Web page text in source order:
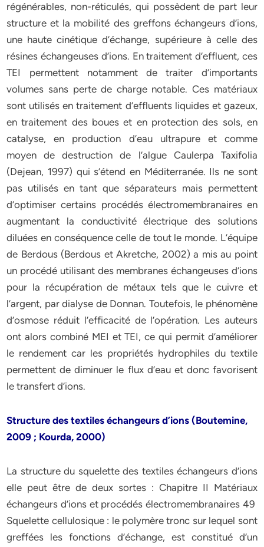
régénérables, non-réticulés, qui possèdent de part leur
structure et la mobilité des greffons échangeurs d’ions,
une haute cinétique d’échange, supérieure à celle des
résines échangeuses d’ions. En traitement d’effluent, ces
TEI permettent notamment de traiter d’importants
volumes sans perte de charge notable. Ces matériaux
sont utilisés en traitement d’effluents liquides et gazeux,
en traitement des boues et en protection des sols, en
catalyse, en production d’eau ultrapure et comme
moyen de destruction de l’algue Caulerpa Taxifolia
(Dejean, 1997) qui s’étend en Méditerranée. Ils ne sont
pas utilisés en tant que séparateurs mais permettent
d’optimiser certains procédés électromembranaires en
augmentant la conductivité électrique des solutions
diluées en conséquence celle de tout le monde. L’équipe
de Berdous (Berdous et Akretche, 2002) a mis au point
un procédé utilisant des membranes échangeuses d’ions
pour la récupération de métaux tels que le cuivre et
l’argent, par dialyse de Donnan. Toutefois, le phénomène
d’osmose réduit l’efficacité de l’opération. Les auteurs
ont alors combiné MEI et TEI, ce qui permit d’améliorer
le rendement car les propriétés hydrophiles du textile
permettent de diminuer le flux d’eau et donc favorisent
le transfert d’ions.
Structure des textiles échangeurs d’ions (Boutemine,
2009 ; Kourda, 2000)
La structure du squelette des textiles échangeurs d’ions
elle peut être de deux sortes : Chapitre II Matériaux
échangeurs d’ions et procédés électromembranaires 49
Squelette cellulosique : le polymère tronc sur lequel sont
greffées les fonctions d’échange, est constitué d’un